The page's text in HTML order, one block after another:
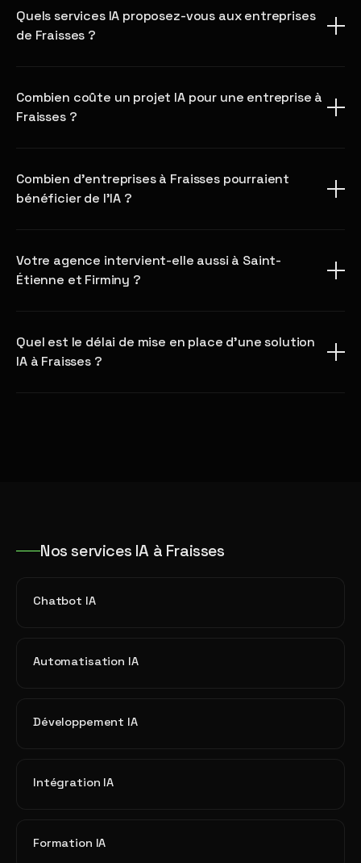
Quels services IA proposez-vous aux entreprises
de Fraisses ?
Combien coûte un projet IA pour une entreprise à
Fraisses ?
Combien d'entreprises à Fraisses pourraient
bénéficier de l'IA ?
Votre agence intervient-elle aussi à Saint-
Étienne et Firminy ?
Quel est le délai de mise en place d'une solution
IA à Fraisses ?
Nos services IA à Fraisses
Chatbot IA
Automatisation IA
Développement IA
Intégration IA
Formation IA